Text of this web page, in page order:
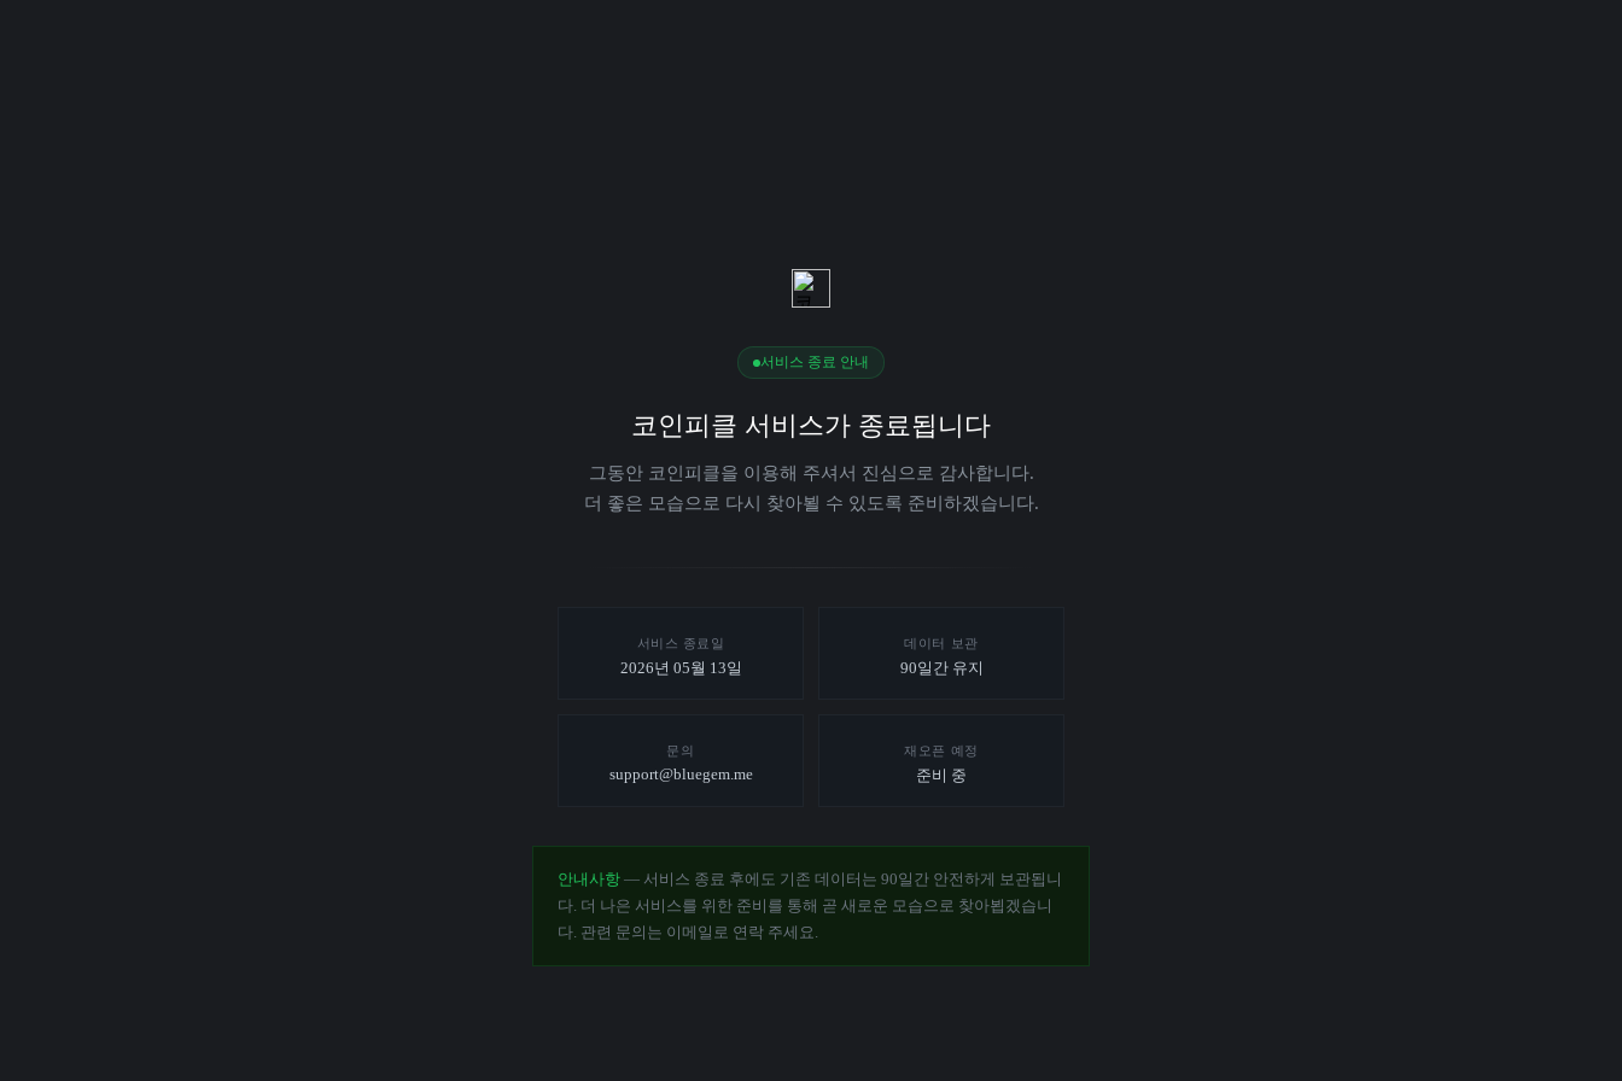
서비스 종료 안내
코인피클 서비스가 종료됩니다
그동안 코인피클을 이용해 주셔서 진심으로 감사합니다.
더 좋은 모습으로 다시 찾아뵐 수 있도록 준비하겠습니다.
서비스 종료일
2026년 05월 13일
데이터 보관
90일간 유지
문의
support@bluegem.me
재오픈 예정
준비 중
안내사항 — 서비스 종료 후에도 기존 데이터는 90일간 안전하게 보관됩니
다. 더 나은 서비스를 위한 준비를 통해 곧 새로운 모습으로 찾아뵙겠습니
다. 관련 문의는 이메일로 연락 주세요.